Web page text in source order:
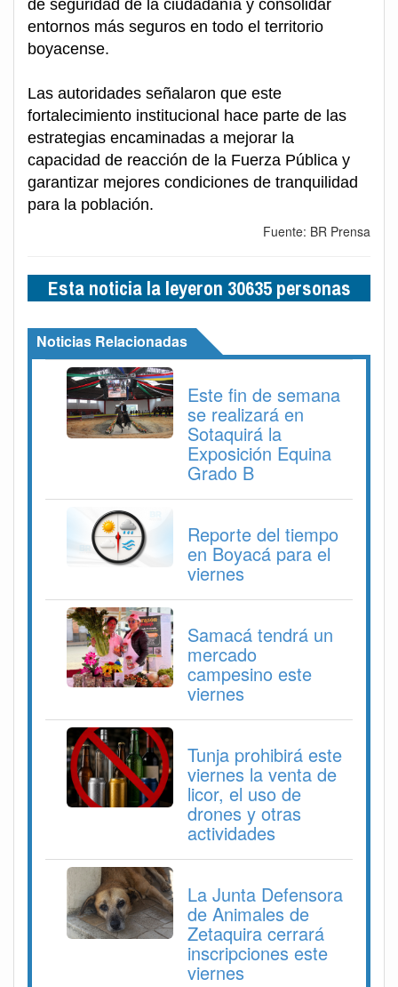
de seguridad de la ciudadanía y consolidar
entornos más seguros en todo el territorio
boyacense.
Las autoridades señalaron que este
fortalecimiento institucional hace parte de las
estrategias encaminadas a mejorar la
capacidad de reacción de la Fuerza Pública y
garantizar mejores condiciones de tranquilidad
para la población.
Fuente: BR Prensa
Esta noticia la leyeron 30635 personas
Noticias Relacionadas
Este fin de semana
se realizará en
Sotaquirá la
Exposición Equina
Grado B
Reporte del tiempo
en Boyacá para el
viernes
Samacá tendrá un
mercado
campesino este
viernes
Tunja prohibirá este
viernes la venta de
licor, el uso de
drones y otras
actividades
La Junta Defensora
de Animales de
Zetaquira cerrará
inscripciones este
viernes